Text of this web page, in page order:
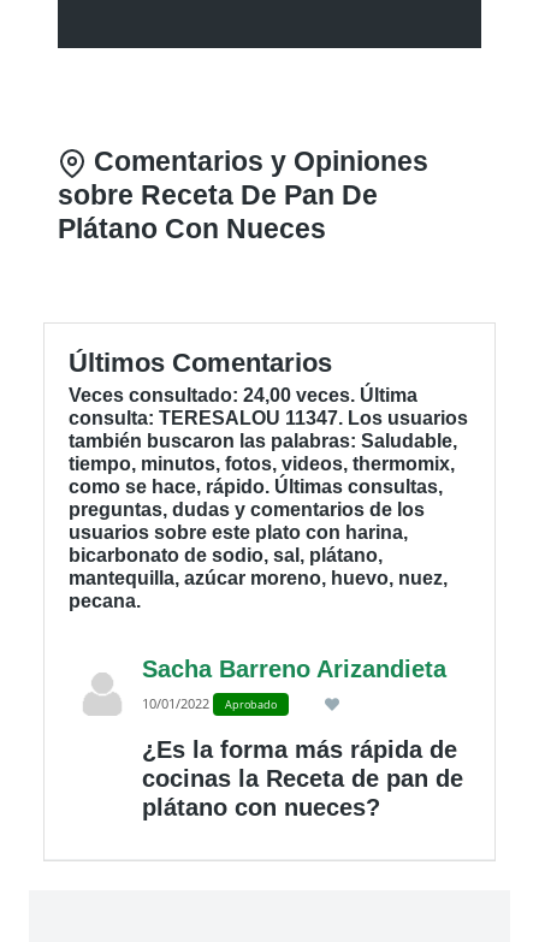
Comentarios y Opiniones
sobre Receta De Pan De
Plátano Con Nueces
Últimos Comentarios
Veces consultado: 24,00 veces. Última
consulta: TERESALOU 11347. Los usuarios
también buscaron las palabras: Saludable,
tiempo, minutos, fotos, videos, thermomix,
como se hace, rápido. Últimas consultas,
preguntas, dudas y comentarios de los
usuarios sobre este plato con harina,
bicarbonato de sodio, sal, plátano,
mantequilla, azúcar moreno, huevo, nuez,
pecana.
Sacha Barreno Arizandieta
10/01/2022 Aprobado
¿Es la forma más rápida de
cocinas la Receta de pan de
plátano con nueces?